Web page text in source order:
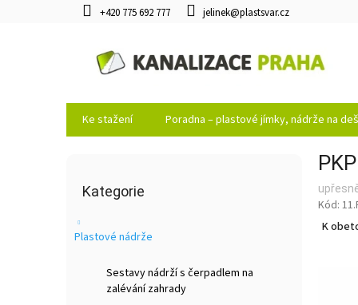
+420 775 692 777 jelinek@plastsvar.cz
Ke stažení Poradna – plastové jímky, nádrže na
kategorie
Kategorie
Plastové nádrže
Sestavy nádrží s čerpadlem na
zalévání zahrady
K